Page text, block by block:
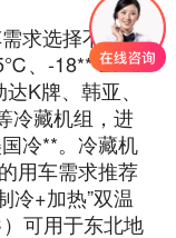
求选择不同的
、-18**-20℃
K牌、韩亚、
冷藏机组，进
冷**。冷藏机
用车需求推荐
冷+加热”双温
可用于东北地